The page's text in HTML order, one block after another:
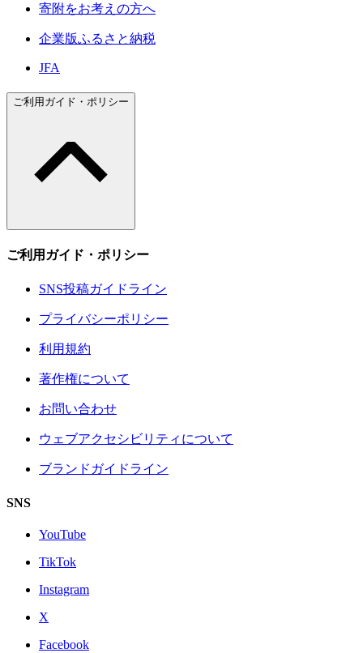
寄附をお考えの方へ
企業版ふるさと納税
JFA
ご利用ガイド・ポリシー
ご利用ガイド・ポリシー
SNS投稿ガイドライン
プライバシーポリシー
利用規約
著作権について
お問い合わせ
ウェブアクセシビリティについて
ブランドガイドライン
SNS
YouTube
TikTok
Instagram
X
Facebook